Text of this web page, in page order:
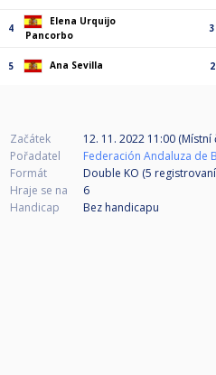
4
Elena Urquijo
Pancorbo
5 Ana Sevilla
Začátek
12. 11. 2022 11:00 (Místní
Pořadatel
Federación Andaluza de
Formát
Double KO (5 registrovaní
Hraje se na
6
Handicap
Bez handicapu